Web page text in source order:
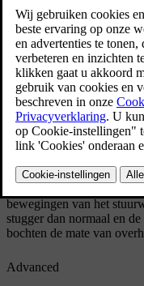
Bijgewerkt 08-06-2023
Comfort
In deze stand rijdt de
wegdek. De vering
carrosserie minimaal en
Sport
Bij deze stand die wordt
bewegingen van het
stugger dan normaal en
bochten de mate van
Advanced